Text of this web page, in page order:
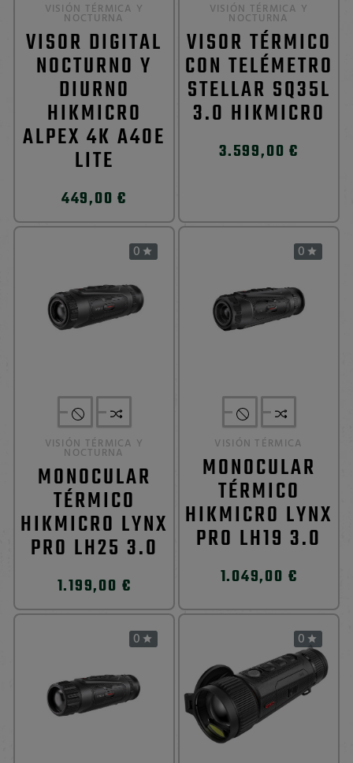
VISIÓN TÉRMICA Y
NOCTURNA
VISOR DIGITAL
NOCTURNO Y
DIURNO
HIKMICRO
ALPEX 4K A40E
LITE
449,00 €
VISIÓN TÉRMICA Y
NOCTURNA
VISOR TÉRMICO
CON TELÉMETRO
STELLAR SQ35L
3.0 HIKMICRO
3.599,00 €
0 
VISIÓN TÉRMICA Y
NOCTURNA
MONOCULAR
TÉRMICO
HIKMICRO LYNX
PRO LH25 3.0
1.199,00 €
0 
VISIÓN TÉRMICA
MONOCULAR
TÉRMICO
HIKMICRO LYNX
PRO LH19 3.0
1.049,00 €
0  0 